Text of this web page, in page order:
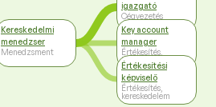
Kereskedelmi
menedzser
Menedzsment
igazgató
Cégvezetés
Key account
manager
Értékesítés,
kereskedelem
Értékesítési
képviselő
Értékesítés,
kereskedelem